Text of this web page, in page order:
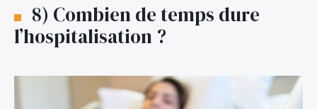
8) Combien de temps dure
l’hospitalisation ?